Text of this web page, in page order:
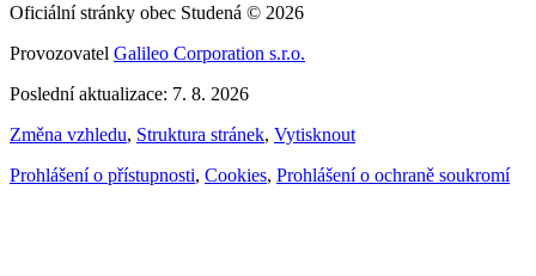
Oficiální stránky obec Studená © 2026
Provozovatel Galileo Corporation s.r.o.
Poslední aktualizace: 7. 8. 2026
Změna vzhledu, Struktura stránek, Vytisknout
Prohlášení o přístupnosti, Cookies, Prohlášení o ochraně soukromí